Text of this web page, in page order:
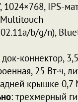
1024×768, IPS-
b/g/n),
док-коннектор,
25 Вт·ч,
крышке 0,7
: трехмерный